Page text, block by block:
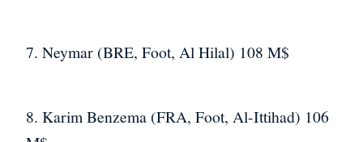
7. Neymar (BRE, Foot, Al Hilal) 108 M$
8. Karim Benzema (FRA, Foot, Al-Ittihad) 106